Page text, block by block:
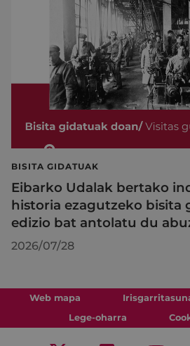
BISITA GIDATUAK
Eibarko Udalak bertako
historia ezagutzeko bisita
edizio bat antolatu du
2026/07/28
Web mapa
Lege-oharra